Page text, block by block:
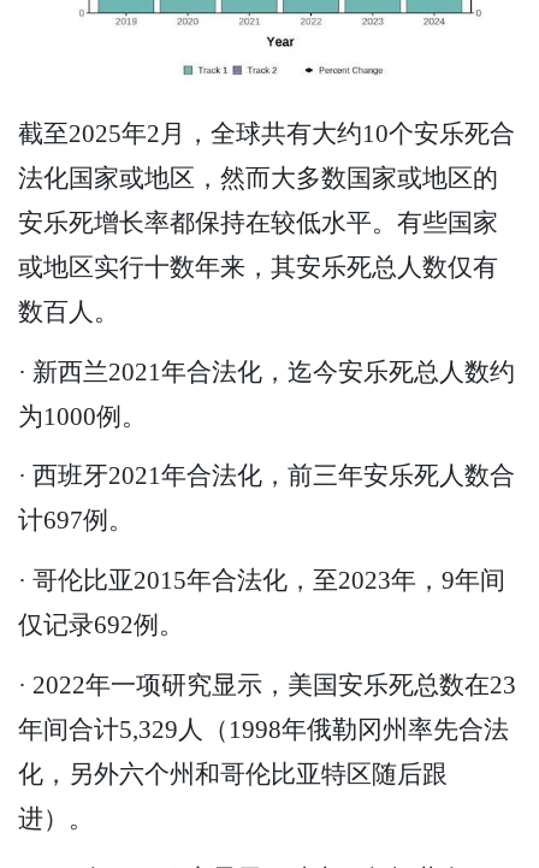
截至2025年2月，全球共有大约10个安乐死合
法化国家或地区，然而大多数国家或地区的
安乐死增长率都保持在较低水平。有些国家
或地区实行十数年来，其安乐死总人数仅有
数百人。
· 新西兰2021年合法化，迄今安乐死总人数约
为1000例。
· 西班牙2021年合法化，前三年安乐死人数合
计697例。
· 哥伦比亚2015年合法化，至2023年，9年间
仅记录692例。
· 2022年一项研究显示，美国安乐死总数在23
年间合计5,329人（1998年俄勒冈州率先合法
化，另外六个州和哥伦比亚特区随后跟
进）。